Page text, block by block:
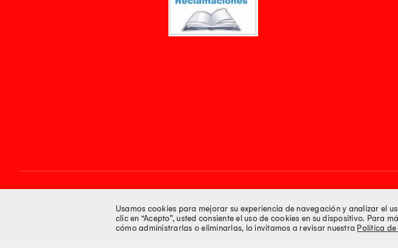
Síguenos en Medios de pago
Usamos cookies para mejorar su experiencia de navegación y analizar el
clic en “Acepto”, usted consiente el uso de cookies en su dispositivo. Para
cómo administrarlas o eliminarlas, lo invitamos a revisar nuestra Política